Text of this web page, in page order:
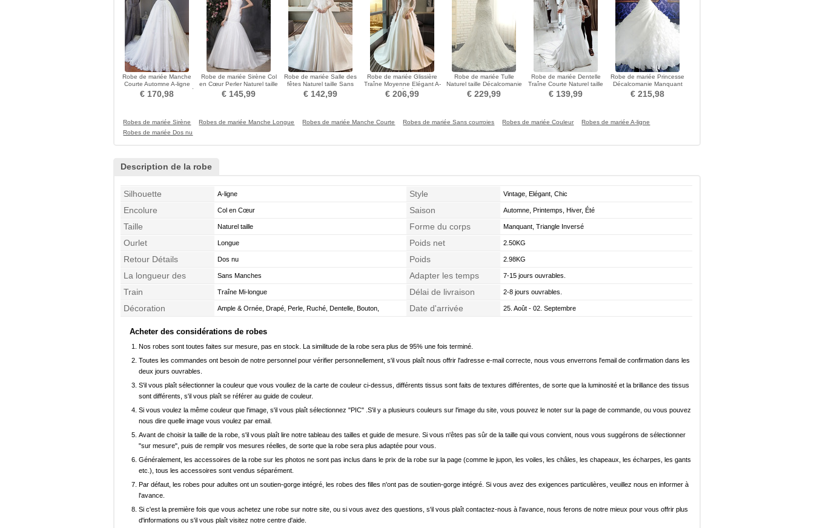
Robe de mariée Manche
Courte Automne A-ligne
Chaussez Triangle Inversé
€ 170,98
Robe de mariée Sirène Col
en Cœur Perler Naturel taille
Organza
€ 145,99
Robe de mariée Salle des
fêtes Naturel taille Sans
Manches a ligne
€ 142,99
Robe de mariée Glissière
Traîne Moyenne Elégant A-
ligne Rosée épaule
€ 206,99
Robe de mariée Tulle
Naturel taille Décalcomanie
Col en Cœur
€ 229,99
Robe de mariée Dentelle
Traîne Courte Naturel taille
Manche de T-shirt
€ 139,99
Robe de mariée Princesse
Décalcomanie Manquant
Sans Manches Formelle
€ 215,98
Robes de mariée Sirène Robes de mariée Manche Longue Robes de mariée Manche Courte Robes de mariée Sans courroies Robes de mariée Couleur
Robes de mariée A-ligne
Robes de mariée Dos nu
Description de la robe
Silhouette A-ligne Style Vintage, Elégant, Chic
Encolure Col en Cœur Saison Automne, Printemps, Hiver, Été
Taille Naturel taille Forme du corps Manquant, Triangle Inversé
Ourlet Longue Poids net 2.50KG
Retour Détails Dos nu Poids 2.98KG
La longueur des
manches
Sans Manches Adapter les temps 7-15 jours ouvrables.
Train Traîne Mi-longue Délai de livraison 2-8 jours ouvrables.
Décoration Ample & Ornée, Drapé, Perle, Ruché, Dentelle, Bouton, Date d'arrivée 25. Août - 02. Septembre
Acheter des considérations de robes
Nos robes sont toutes faites sur mesure, pas en stock. La similitude de la robe sera plus de 95% une fois terminé.
Toutes les commandes ont besoin de notre personnel pour vérifier personnellement, s'il vous plaît nous offrir l'adresse e-mail correcte, nous vous enverrons l'email de confirmation dans les
deux jours ouvrables.
S'il vous plaît sélectionner la couleur que vous vouliez de la carte de couleur ci-dessus, différents tissus sont faits de textures différentes, de sorte que la luminosité et la brillance des tissus
sont différents, s'il vous plaît se référer au guide de couleur.
Si vous voulez la même couleur que l'image, s'il vous plaît sélectionnez "PIC" .S'il y a plusieurs couleurs sur l'image du site, vous pouvez le noter sur la page de commande, ou vous pouvez
nous dire quelle image vous voulez par email.
Avant de choisir la taille de la robe, s'il vous plaît lire notre tableau des tailles et guide de mesure. Si vous n'êtes pas sûr de la taille qui vous convient, nous vous suggérons de sélectionner
"sur mesure", puis de remplir vos mesures réelles, de sorte que la robe sera plus adaptée pour vous.
Généralement, les accessoires de la robe sur les photos ne sont pas inclus dans le prix de la robe sur la page (comme le jupon, les voiles, les châles, les chapeaux, les écharpes, les gants
etc.), tous les accessoires sont vendus séparément.
Par défaut, les robes pour adultes ont un soutien-gorge intégré, les robes des filles n'ont pas de soutien-gorge intégré. Si vous avez des exigences particulières, veuillez nous en informer à
l'avance.
Si c'est la première fois que vous achetez une robe sur notre site, ou si vous avez des questions, s'il vous plaît contactez-nous à l'avance, nous ferons de notre mieux pour vous offrir plus
d'informations ou s'il vous plaît visitez notre centre d'aide.